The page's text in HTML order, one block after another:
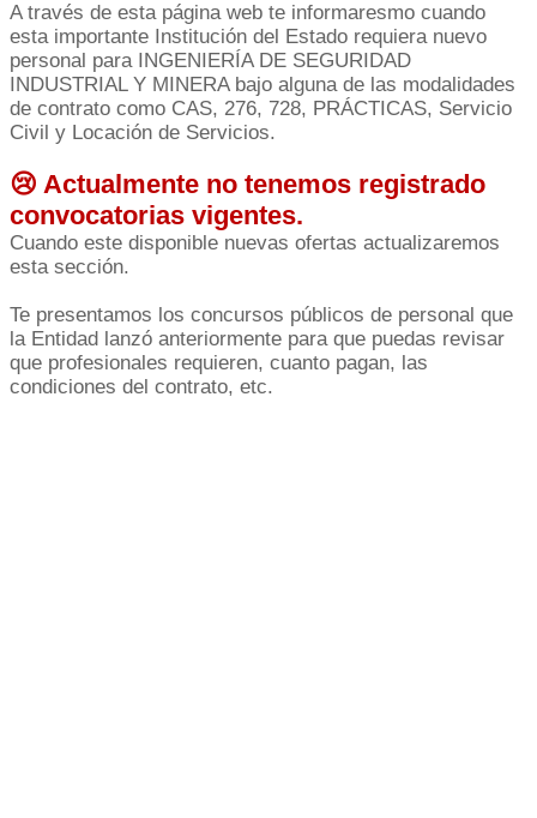
A través de esta página web te informaresmo cuando
esta importante Institución del Estado requiera nuevo
personal para INGENIERÍA DE SEGURIDAD
INDUSTRIAL Y MINERA bajo alguna de las modalidades
de contrato como CAS, 276, 728, PRÁCTICAS, Servicio
Civil y Locación de Servicios.
😢 Actualmente no tenemos registrado
convocatorias vigentes.
Cuando este disponible nuevas ofertas actualizaremos
esta sección.
Te presentamos los concursos públicos de personal que
la Entidad lanzó anteriormente para que puedas revisar
que profesionales requieren, cuanto pagan, las
condiciones del contrato, etc.